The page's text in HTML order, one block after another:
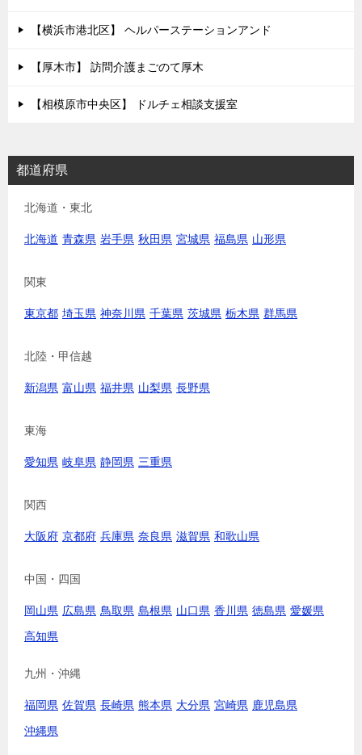
【横浜市港北区】 ヘルパーステーションアンド
【厚木市】 訪問介護まごのて厚木
【相模原市中央区】 ドルチェ相談支援室
都道府県
北海道・東北
北海道 青森県 岩手県 秋田県 宮城県 福島県 山形県
関東
東京都 埼玉県 神奈川県 千葉県 茨城県 栃木県 群馬県
北陸・甲信越
新潟県 富山県 福井県 山梨県 長野県
東海
愛知県 岐阜県 静岡県 三重県
関西
大阪府 京都府 兵庫県 奈良県 滋賀県 和歌山県
中国・四国
岡山県 広島県 鳥取県 島根県 山口県 香川県 徳島県 愛媛県
高知県
九州・沖縄
福岡県 佐賀県 長崎県 熊本県 大分県 宮崎県 鹿児島県
沖縄県